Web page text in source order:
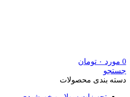
0 مورد ۰ تومان
جستجو
دسته بندی محصولات